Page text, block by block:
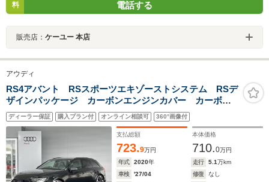
料
電話する
販売店： ケーユー 本店
アウディ
RS4アバント RSスポーツエキゾーストシステム RSデ
ザインパッケージ カーボンエンジンカバー カーボン
スタイリングパッケージ(グロスブラック) プライバシー
ガラス
ディーラー保証 購入プラン付 オンライン相談可 360°画像付
支払総額
723.9万円
本体価格
710.0万円
年式
2020年 走行 5.1万km
車検
'27/04 修復
なし